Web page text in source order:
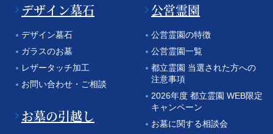
デザイン墓石
デザイン墓石
ガラスのお墓
レザータッチ加工
お問い合わせ・ご相談
お墓の引越し
公営霊園
公営霊園の特徴
公営霊園一覧
都立霊園 当選された方への
注意事項
2026年度 都立霊園 WEB限定
キャンペーン
お墓に関する相談会